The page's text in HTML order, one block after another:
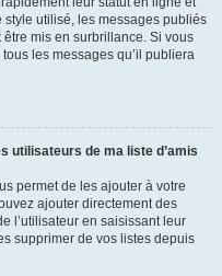
style utilisé, les messages publiés
mis en surbrillance. Si vous
les messages qu’il publiera
utilisateurs de ma liste d’amis
permet de les ajouter à votre
ajouter directement des
l’utilisateur en saisissant leur
supprimer de vos listes depuis